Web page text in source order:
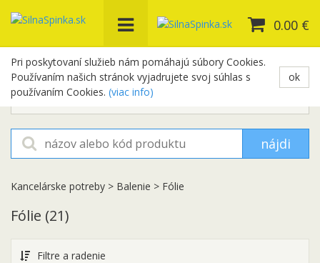
Pri poskytovaní služieb nám pomáhajú súbory Cookies.
Používaním našich stránok vyjadrujete svoj súhlas s
používaním Cookies. (viac info)
ok
0.00 €
+421 948 654 329
objednavky@silnaspinka.sk
nájdi
Kancelárske potreby > Balenie > Fólie
Fólie (21)
Filtre a radenie